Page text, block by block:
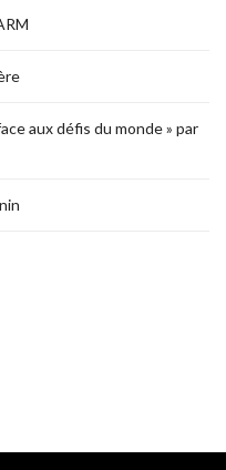
aux défis du monde » par